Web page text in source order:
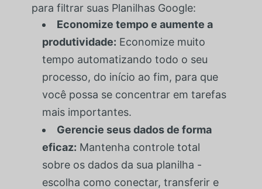
para filtrar suas Planilhas Google:
Economize tempo e aumente a
produtividade: Economize muito
tempo automatizando todo o seu
processo, do início ao fim, para que
você possa se concentrar em tarefas
mais importantes.
Gerencie seus dados de forma
eficaz: Mantenha controle total
sobre os dados da sua planilha -
escolha como conectar, transferir e